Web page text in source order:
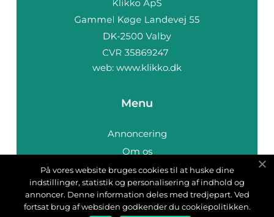
web: www.klikko.dk
Menu
Annoncering
Om os
Cookies
Kontakt os
Sitemap
På vores website bruges cookies til at huske dine
indstillinger, statistik og personalisering af indhold og
annoncer. Denne information deles med tredjepart. Ved
fortsat brug af websiden godkender du cookiepolitikken.